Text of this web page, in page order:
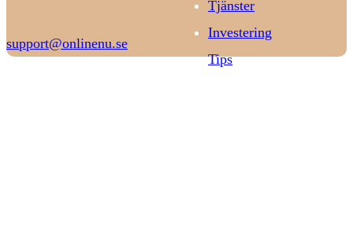
Tjänster
Investering
Tips
support@onlinenu.se